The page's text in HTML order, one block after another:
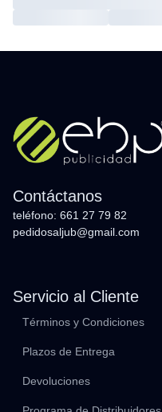
Contáctanos
teléfono: 661 27 79 82
pedidosaljub@gmail.com
Servicio al Cliente
Términos y Condiciones
Plazos de Entrega
Devoluciones